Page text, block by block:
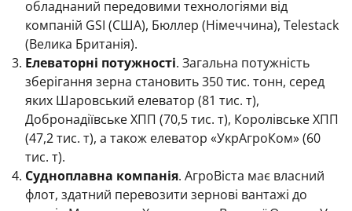
обладнаний передовими технологіями від
компаній GSI (США), Бюллер (Німеччина), Telestack
(Велика Британія).
Елеваторні потужності. Загальна потужність
зберігання зерна становить 350 тис. тонн, серед
яких Шаровський елеватор (81 тис. т),
Добронадіївське ХПП (70,5 тис. т), Королівське ХПП
(47,2 тис. т), а також елеватор «УкрАгроКом» (60
тис. т).
Судноплавна компанія. АгроВіста має власний
флот, здатний перевозити зернові вантажі до